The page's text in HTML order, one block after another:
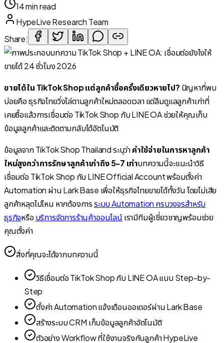
14 min read
HypeLive Research Team
Share:
ขายได้ใน TikTok Shop แต่ลูกค้าซื้อครั้งเดียวหายไป? ปัญหาที่พบ
บ่อยคือ ธุรกิจไทยวิ่งไล่ตามลูกค้าใหม่ตลอดเวลา แต่ลืมดูแลลูกค้าเก่าที่
เคยซื้อแล้วการเชื่อมต่อ TikTok Shop กับ LINE OA ช่วยให้คุณเก็บ
ข้อมูลลูกค้าและติดตามกลับได้อัตโนมัติ
ข้อมูลจาก TikTok Shop Thailand ระบุว่าค่าใช้จ่ายในการหาลูกค้า
ใหม่สูงกว่าการรักษาลูกค้าเก่าถึง 5-7 เท่าบทความนี้จะแนะนำวิธี
เชื่อมต่อ TikTok Shop กับ LINE Official Account พร้อมตั้งค่า
Automation ผ่าน Lark Base เพื่อให้ธุรกิจไทยขายได้ทั้งวัน โดยไม่เสีย
ลูกค้าหลุดไปไหน หากต้องการระบบ Automation ครบวงจรสำหรับ
ธุรกิจหรือ บริการจัดการร้านค้าออนไลน์ เรามีทีมผู้เชี่ยวชาญพร้อมช่วย
คุณตั้งค่า
สิ่งที่คุณจะได้จากบทความนี้
วิธีเชื่อมต่อ TikTok Shop กับ LINE OA แบบ Step-by-
Step
ตั้งค่า Automation แจ้งเตือนออเดอร์ผ่าน Lark Base
สร้างระบบ CRM เก็บข้อมูลลูกค้าอัตโนมัติ
ตัวอย่าง Workflow ที่ใช้งานจริงกับลูกค้า HypeLive